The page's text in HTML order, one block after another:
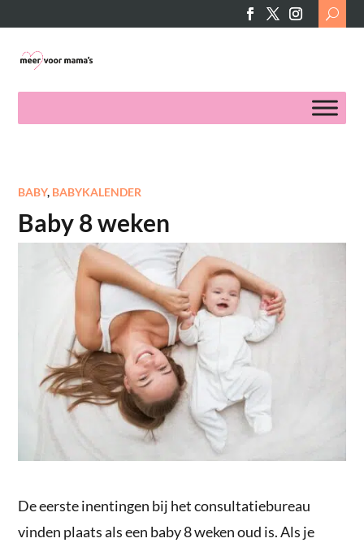
Search
for:
BABY, BABYKALENDER
Baby 8 weken
De eerste inentingen bij het consultatiebureau
vinden plaats als een baby 8 weken oud is. Als je